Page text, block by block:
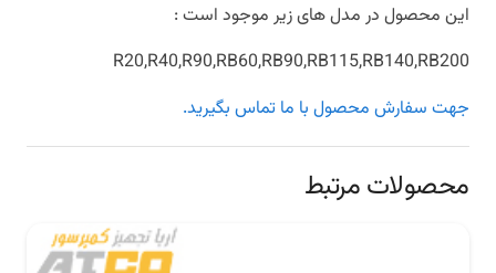
این محصول در مدل های زیر موجود است :
R20,R40,R90,RB60,RB90,RB115,RB140,RB200
جهت سفارش محصول با ما تماس بگیرید.
محصولات مرتبط